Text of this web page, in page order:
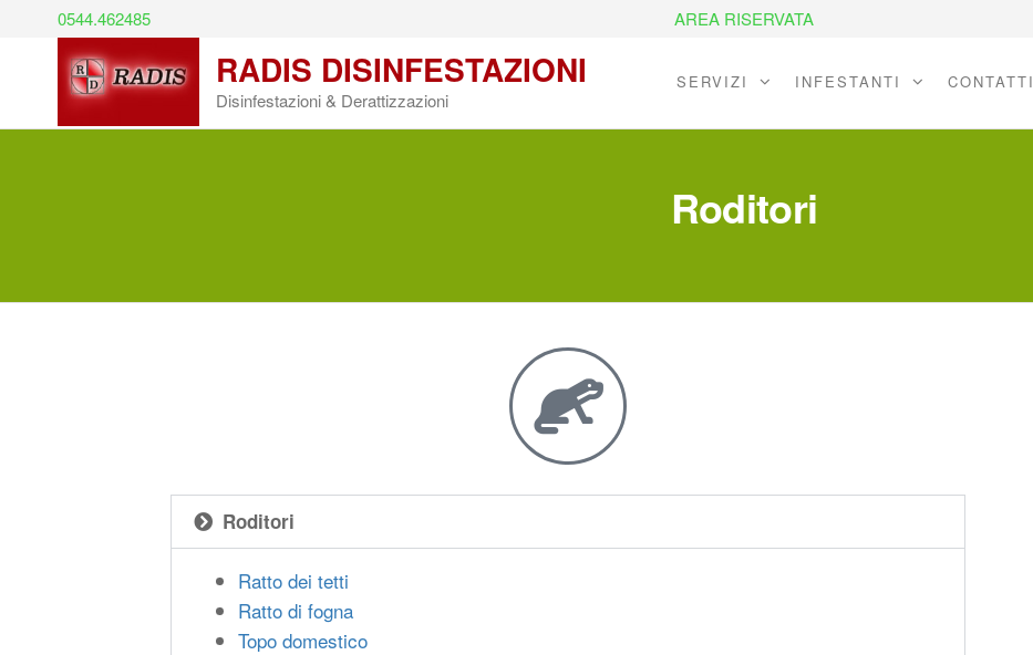
0544.462485 AREA RISERVATA
RADIS DISINFESTAZIONI
Disinfestazioni & Derattizzazioni
SERVIZI INFESTANTI CONTATTI
Roditori
Roditori
Ratto dei tetti
Ratto di fogna
Topo domestico